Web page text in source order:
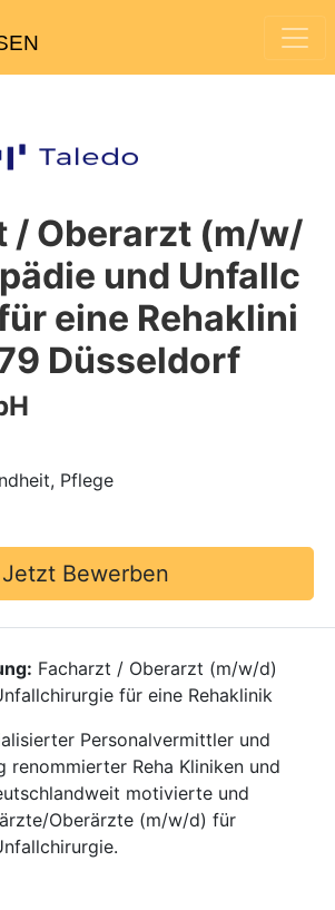
/ Oberarzt (m/w/
und Unfallc
eine Rehaklini
Düsseldorf
Pflege
Jetzt Bewerben
Facharzt / Oberarzt (m/w/d)
für eine Rehaklinik
Personalvermittler und
renommierter Reha Kliniken und
motivierte und
Oberärzte (m/w/d) für